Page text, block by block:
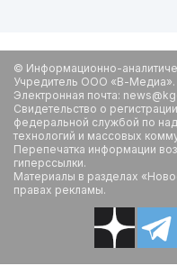
© Информационно-
Учредитель ООО «В-Медиа».
Электронная почта:
Свидетельство о
федеральной службой по
технологий и массовых
Перепечатка информации
гиперссылки.
Материалы в разделах
правах рекламы.